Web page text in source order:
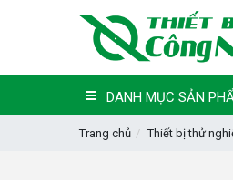
DANH MỤC SẢN
Trang chủ Thiết bị thử